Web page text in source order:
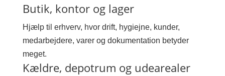
Butik, kontor og lager
Hjælp til erhverv, hvor drift, hygiejne, kunder,
medarbejdere, varer og dokumentation betyder
meget.
Kældre, depotrum og udearealer